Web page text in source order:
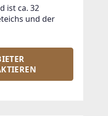
ist ca. 32
und der